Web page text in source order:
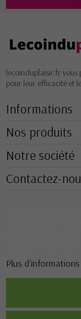
lecoinduplaisir.fr vous
pour leur efficacité et
Informations
Nos produits
Notre société
Contactez-
Plus d'informations